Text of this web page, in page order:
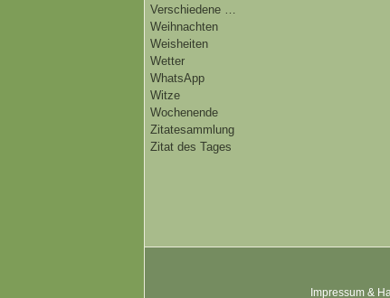
Verschiedene …
Weihnachten
Weisheiten
Wetter
WhatsApp
Witze
Wochenende
Zitatesammlung
Zitat des Tages
Impressum &